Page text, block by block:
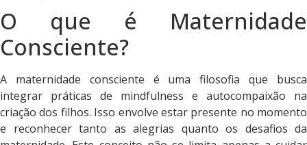
O que é Maternidade
Consciente?
A maternidade consciente é uma filosofia que busca
integrar práticas de mindfulness e autocompaixão na
criação dos filhos. Isso envolve estar presente no momento
e reconhecer tanto as alegrias quanto os desafios da